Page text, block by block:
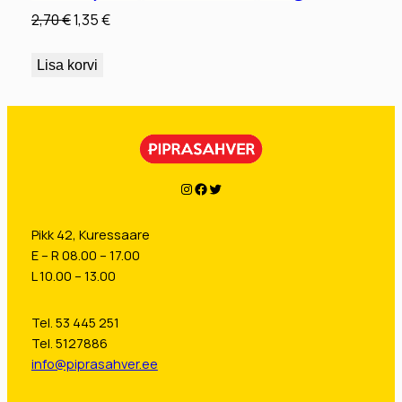
2,70€Algne
oli:
1,35€Praegune
Lisa korvi
Instagram
Facebook
Twitter
Pikk 42, Kuressaare
E – R 08.00 – 17.00
L 10.00 – 13.00
Tel. 53 445 251
Tel. 5127886
info@piprasahver.ee